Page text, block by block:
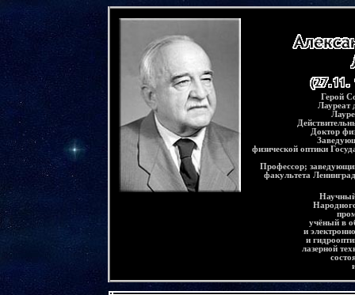
Герой
Лауреат
Доктор
физической оптики
Профессор;
факультета
Научны
учёный в
и
и
лазерной